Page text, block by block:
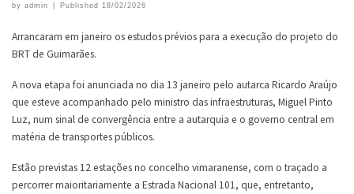
by admin Published 18/02/2026
Arrancaram em janeiro os estudos prévios para a execução do projeto do
BRT de Guimarães.
A nova etapa foi anunciada no dia 13 janeiro pelo autarca Ricardo Araújo
que esteve acompanhado pelo ministro das infraestruturas, Miguel Pinto
Luz, num sinal de convergência entre a autarquia e o governo central em
matéria de transportes públicos.
Estão previstas 12 estações no concelho vimaranense, com o traçado a
percorrer maioritariamente a Estrada Nacional 101, que, entretanto,